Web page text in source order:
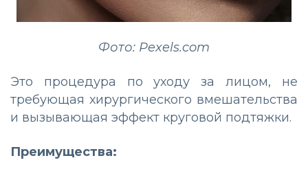
Фото: Pexels.com
Это процедура по уходу за лицом, не
требующая хирургического вмешательства
и вызывающая эффект круговой подтяжки.
Преимущества: